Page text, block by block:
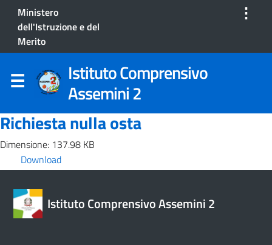
Ministero
dell'Istruzione e del
Merito
⋮
Istituto Comprensivo
Assemini 2
Richiesta nulla osta
Dimensione: 137.98 KB
Download
Istituto Comprensivo Assemini 2